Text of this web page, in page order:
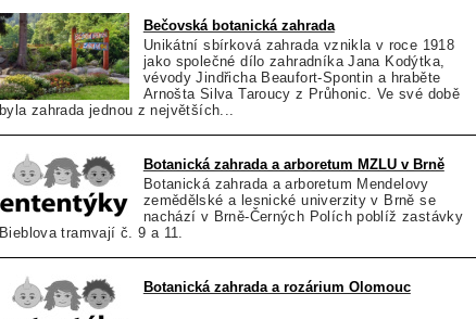
Bečovská botanická zahrada
Unikátní sbírková zahrada vznikla v roce 1918
jako společné dílo zahradníka Jana Kodýtka,
vévody Jindřicha Beaufort-Spontin a hraběte
Arnošta Silva Taroucy z Průhonic. Ve své době
byla zahrada jednou z největších...
Botanická zahrada a arboretum MZLU v Brně
Botanická zahrada a arboretum Mendelovy
zemědělské a lesnické univerzity v Brně se
nachází v Brně-Černých Polích poblíž zastávky
Bieblova tramvají č. 9 a 11.
Botanická zahrada a rozárium Olomouc